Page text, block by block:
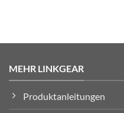
MEHR LINKGEAR
Produktanleitungen